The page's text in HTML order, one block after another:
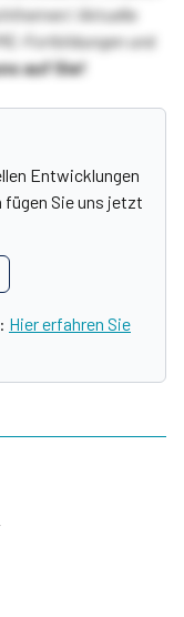
Aktuelle
Fortbildungen und
auf Sie!
Entwicklungen
fügen Sie uns jetzt
Hier erfahren Sie